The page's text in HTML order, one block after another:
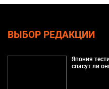
ВЫБОР РЕДАКЦИИ
Япония
спасут ли